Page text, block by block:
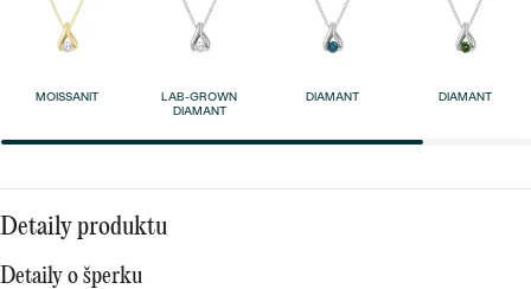
PODLE PŘÍLEŽITOSTI
PODLE BARVY
PODLE TVARU KAMENE
DIAMANTY
Nejprodávanější
náušnice
Personalizované
přívěsky
Nejprodávanější
prsteny
MOISSANIT
LAB-GROWN
DIAMANT
DIAMANT DIAMANT
Detaily produktu
Detaily o šperku